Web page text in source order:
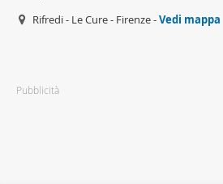
Pubblicità
Rifredi - Le Cure - Firenze -Vedi mappa